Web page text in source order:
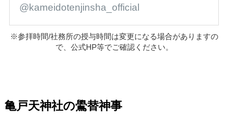
@kameidotenjinsha_official
※参拝時間/社務所の授与時間は変更になる場合がありますの
で、公式HP等でご確認ください。
亀戸天神社の鷽替神事